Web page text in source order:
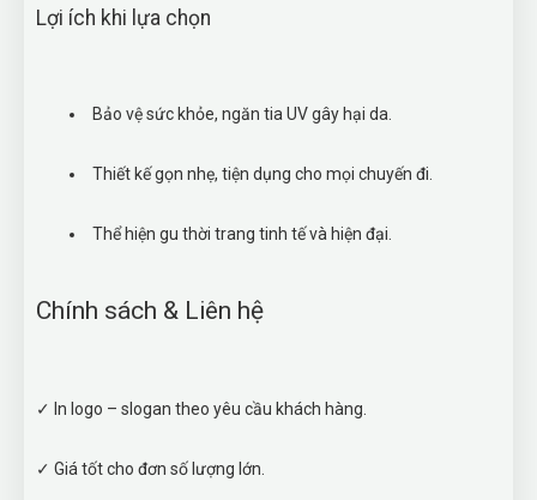
Lợi ích khi lựa chọn
Bảo vệ sức khỏe, ngăn tia UV gây hại da.
Thiết kế gọn nhẹ, tiện dụng cho mọi chuyến đi.
Thể hiện gu thời trang tinh tế và hiện đại.
Chính sách & Liên hệ
✓ In logo – slogan theo yêu cầu khách hàng.
✓ Giá tốt cho đơn số lượng lớn.